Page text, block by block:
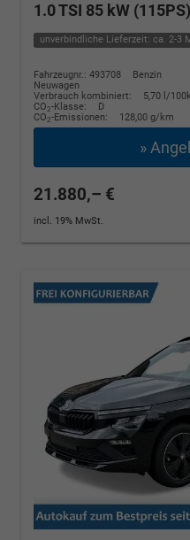
1.0 TSI 85 kW
unverbindliche Lieferzeit: ca. 2-3
Fahrzeugnr.: 493708
Benzin
Neuwagen
Verbrauch kombiniert:
5,70 l/
CO2-Klasse:
D
CO2-Emissionen: 128,00 g/km
»
21.880,– €
incl. 19% MwSt.